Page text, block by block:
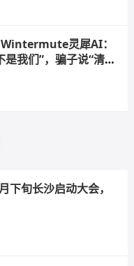
灵犀AI：
是我们”，骗子说“清退
旬长沙启动大会，